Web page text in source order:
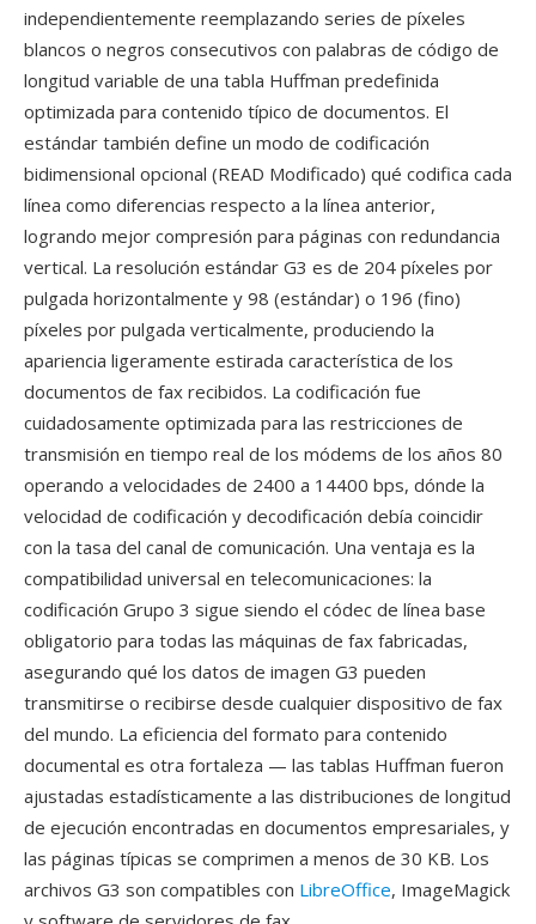
independientemente reemplazando series de píxeles
blancos o negros consecutivos con palabras de código de
longitud variable de una tabla Huffman predefinida
optimizada para contenido típico de documentos. El
estándar también define un modo de codificación
bidimensional opcional (READ Modificado) qué codifica cada
línea como diferencias respecto a la línea anterior,
logrando mejor compresión para páginas con redundancia
vertical. La resolución estándar G3 es de 204 píxeles por
pulgada horizontalmente y 98 (estándar) o 196 (fino)
píxeles por pulgada verticalmente, produciendo la
apariencia ligeramente estirada característica de los
documentos de fax recibidos. La codificación fue
cuidadosamente optimizada para las restricciones de
transmisión en tiempo real de los módems de los años 80
operando a velocidades de 2400 a 14400 bps, dónde la
velocidad de codificación y decodificación debía coincidir
con la tasa del canal de comunicación. Una ventaja es la
compatibilidad universal en telecomunicaciones: la
codificación Grupo 3 sigue siendo el códec de línea base
obligatorio para todas las máquinas de fax fabricadas,
asegurando qué los datos de imagen G3 pueden
transmitirse o recibirse desde cualquier dispositivo de fax
del mundo. La eficiencia del formato para contenido
documental es otra fortaleza — las tablas Huffman fueron
ajustadas estadísticamente a las distribuciones de longitud
de ejecución encontradas en documentos empresariales, y
las páginas típicas se comprimen a menos de 30 KB. Los
archivos G3 son compatibles con LibreOffice, ImageMagick